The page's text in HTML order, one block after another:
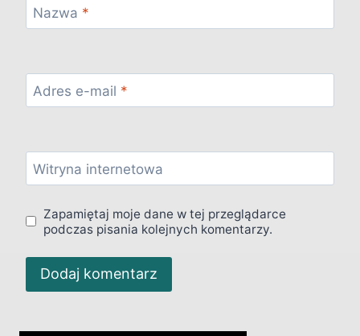
Nazwa *
Adres e-mail *
Witryna internetowa
Zapamiętaj moje dane w tej przeglądarce
podczas pisania kolejnych komentarzy.